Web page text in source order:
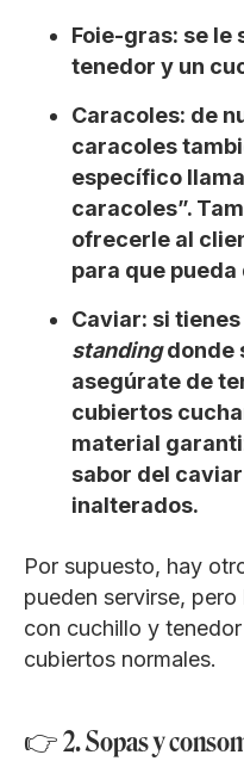
Foie-gras: se le
tenedor y un
Caracoles: de
caracoles
específico
caracoles”.
ofrecerle al
para que
Caviar: si
standingdonde
asegúrate de
cubiertos
material
sabor del
inalterados.
Por supuesto, hay
pueden servirse,
con cuchillo y
cubiertos normales.
👉 2. Sopas y